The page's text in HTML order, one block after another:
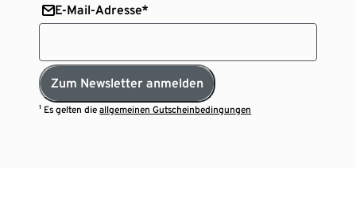
E-Mail-Adresse*
Zum Newsletter anmelden
¹ Es gelten dieallgemeinen Gutscheinbedingungen